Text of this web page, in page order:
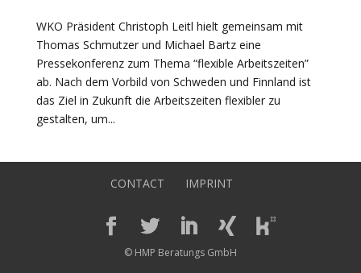
WKO Präsident Christoph Leitl hielt gemeinsam mit
Thomas Schmutzer und Michael Bartz eine
Pressekonferenz zum Thema “flexible Arbeitszeiten”
ab. Nach dem Vorbild von Schweden und Finnland ist
das Ziel in Zukunft die Arbeitszeiten flexibler zu
gestalten, um...
CONTACT IMPRINT
© HMP Beratungs GmbH